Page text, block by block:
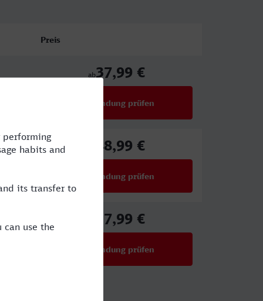
Preis
ab37,99 €
Verbindung prüfen
48,99 €
Verbindung prüfen
37,99 €
Verbindung prüfen